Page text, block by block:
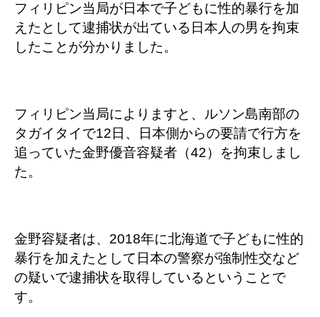
フィリピン当局が日本で子どもに性的暴行を加
えたとして逮捕状が出ている日本人の男を拘束
したことが分かりました。
フィリピン当局によりますと、ルソン島南部の
タガイタイで12日、日本側からの要請で行方を
追っていた金野優音容疑者（42）を拘束しまし
た。
金野容疑者は、2018年に北海道で子どもに性的
暴行を加えたとして日本の警察が強制性交など
の疑いで逮捕状を取得しているということで
す。